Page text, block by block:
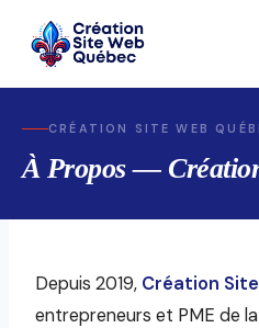
content
CRÉATION SITE WEB
À Propos —
Depuis 2019, Création
entrepreneurs et PME de